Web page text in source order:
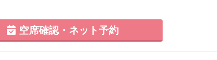
空席確認・ネット予約